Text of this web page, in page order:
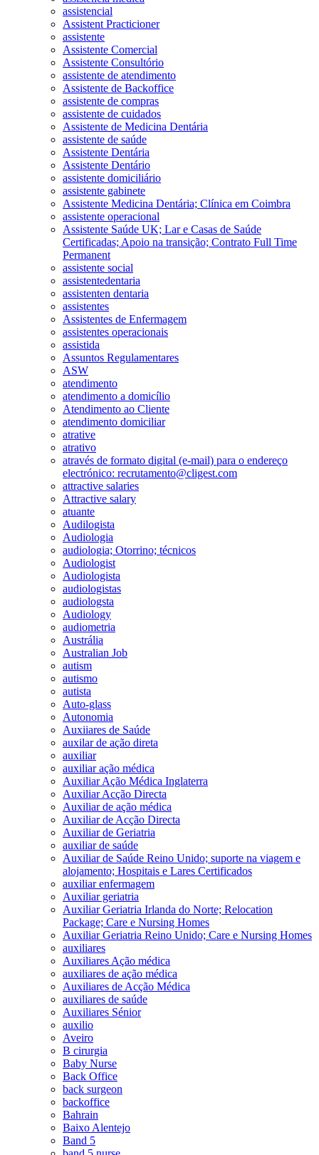
assistencial
Assistent Practicioner
assistente
Assistente Comercial
Assistente Consultório
assistente de atendimento
Assistente de Backoffice
assistente de compras
assistente de cuidados
Assistente de Medicina Dentária
assistente de saúde
Assistente Dentária
Assistente Dentário
assistente domiciliário
assistente gabinete
Assistente Medicina Dentária; Clínica em Coimbra
assistente operacional
Assistente Saúde UK; Lar e Casas de Saúde
Certificadas; Apoio na transição; Contrato Full Time
Permanent
assistente social
assistentedentaria
assistenten dentaria
assistentes
Assistentes de Enfermagem
assistentes operacionais
assistida
Assuntos Regulamentares
ASW
atendimento
atendimento a domicílio
Atendimento ao Cliente
atendimento domiciliar
atrative
atrativo
através de formato digital (e-mail) para o endereço
electrónico: recrutamento@cligest.com
attractive salaries
Attractive salary
atuante
Audilogista
Audiologia
audiologia; Otorrino; técnicos
Audiologist
Audiologista
audiologistas
audiologsta
Audiology
audiometria
Austrália
Australian Job
autism
autismo
autista
Auto-glass
Autonomia
Auxiiares de Saúde
auxilar de ação direta
auxiliar
auxiliar ação médica
Auxiliar Ação Médica Inglaterra
Auxiliar Acção Directa
Auxiliar de ação médica
Auxiliar de Acção Directa
Auxiliar de Geriatria
auxiliar de saúde
Auxiliar de Saúde Reino Unido; suporte na viagem e
alojamento; Hospitais e Lares Certificados
auxiliar enfermagem
Auxiliar geriatria
Auxiliar Geriatria Irlanda do Norte; Relocation
Package; Care e Nursing Homes
Auxiliar Geriatria Reino Unido; Care e Nursing Homes
auxiliares
Auxiliares Ação médica
auxiliares de ação médica
Auxiliares de Acção Médica
auxiliares de saúde
Auxiliares Sénior
auxilio
Aveiro
B cirurgia
Baby Nurse
Back Office
back surgeon
backoffice
Bahrain
Baixo Alentejo
Band 5